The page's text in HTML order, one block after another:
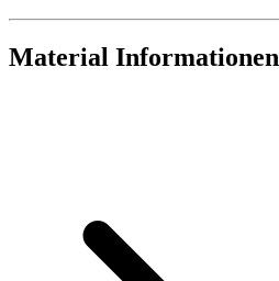
Material Informationen